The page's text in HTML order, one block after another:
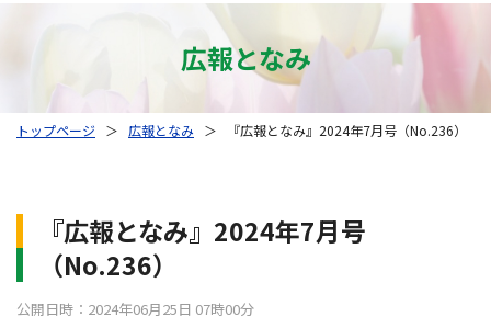
広報となみ
トップページ ＞ 広報となみ ＞ 『広報となみ』2024年7月号（No.236）
『広報となみ』2024年7月号
（No.236）
公開日時：2024年06月25日 07時00分